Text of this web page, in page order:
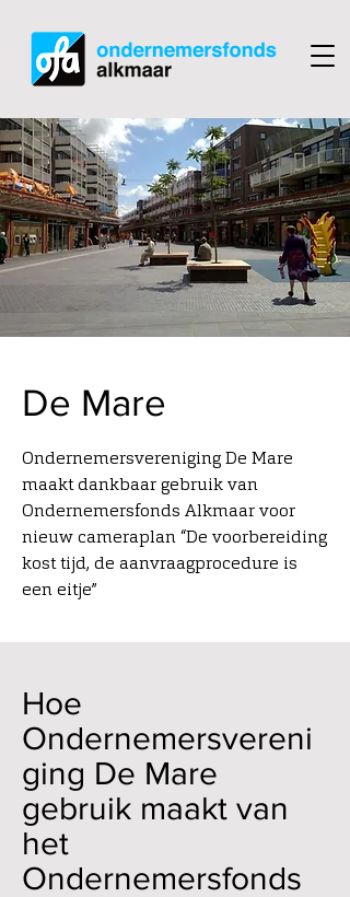
De Mare
Ondernemersvereniging De Mare
maakt dankbaar gebruik van
Ondernemersfonds Alkmaar voor
nieuw cameraplan “De voorbereiding
kost tijd, de aanvraagprocedure is
een eitje”
Hoe
Ondernemersvereni
ging De Mare
gebruik maakt van
het
Ondernemersfonds